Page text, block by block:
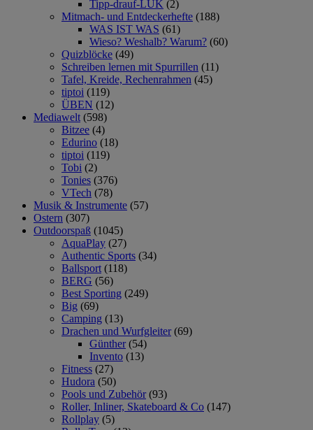
Tipp-drauf-LÜK (2)
Mitmach- und Entdeckerhefte (188)
WAS IST WAS (61)
Wieso? Weshalb? Warum? (60)
Quizblöcke (49)
Schreiben lernen mit Spurrillen (11)
Tafel, Kreide, Rechenrahmen (45)
tiptoi (119)
ÜBEN (12)
Mediawelt (598)
Bitzee (4)
Edurino (18)
tiptoi (119)
Tobi (2)
Tonies (376)
VTech (78)
Musik & Instrumente (57)
Ostern (307)
Outdoorspaß (1045)
AquaPlay (27)
Authentic Sports (34)
Ballsport (118)
BERG (56)
Best Sporting (249)
Big (69)
Camping (13)
Drachen und Wurfgleiter (69)
Günther (54)
Invento (13)
Fitness (27)
Hudora (50)
Pools und Zubehör (93)
Roller, Inliner, Skateboard & Co (147)
Rollplay (5)